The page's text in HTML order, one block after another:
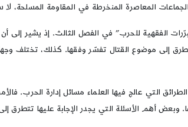
المعاصرة المنخرطة في المقاومة المسلحة، لا
إلى موضوع القتال تفسّر وفقها. كذلك، تختلف
التي عالج فيها العلماء مسائل إدارة الحرب.
أهم الأسئلة التي يجدر الإجابة عليها تتطرق